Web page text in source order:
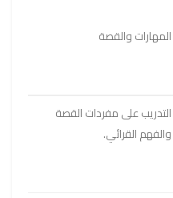
المهارات والقصة
التدريب على مفردات القصة
والفهم القرائي.